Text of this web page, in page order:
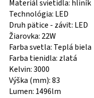
Materiál svietidla: hliník
Technológia: LED
Druh pätice - závit: LED
Žiarovka: 22W
Farba svetla: Teplá biela
Farba tienidla: zlatá
Kelvin: 3000
Výška (mm): 83
Lumen: 1496lm